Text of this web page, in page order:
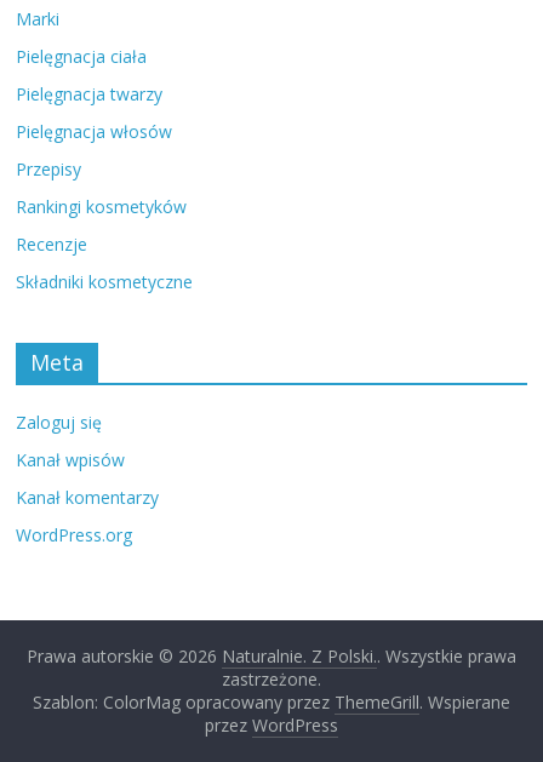
Marki
Pielęgnacja ciała
Pielęgnacja twarzy
Pielęgnacja włosów
Przepisy
Rankingi kosmetyków
Recenzje
Składniki kosmetyczne
Meta
Zaloguj się
Kanał wpisów
Kanał komentarzy
WordPress.org
Prawa autorskie © 2026 Naturalnie. Z Polski.. Wszystkie prawa
zastrzeżone.
Szablon: ColorMag opracowany przez ThemeGrill. Wspierane
przez WordPress